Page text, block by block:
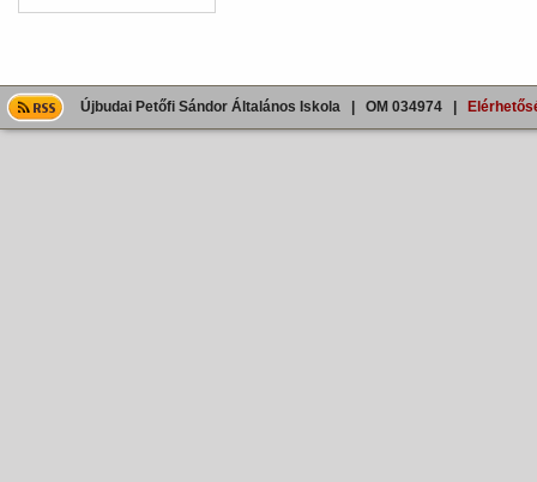
Újbudai Petőfi Sándor Általános Iskola | OM 034974 |